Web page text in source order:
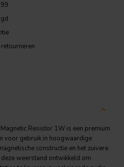
Resistor 1W is een premium
voor gebruik in hoogwaardige
constructie en het zuivere
weerstand ontwikkeld om